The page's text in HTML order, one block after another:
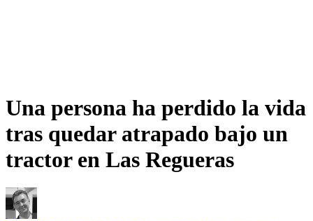
Una persona ha perdido la vida
tras quedar atrapado bajo un
tractor en Las Regueras